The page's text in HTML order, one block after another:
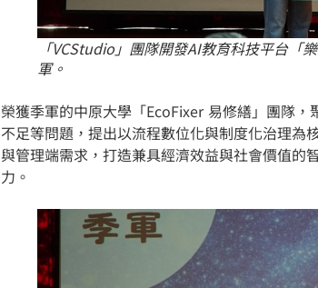
「VCStudio」團隊開發AI教育科技平台「
軍。
榮獲季軍的中原大學「EcoFixer 易修繕」團隊
不足等問題，提出以流程數位化與制度化治理為
與管理端需求，打造兼具經濟效益與社會價值的
力。